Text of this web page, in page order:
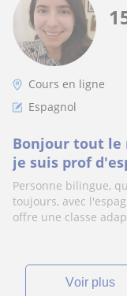
Cours en ligne
Espagnol
Bonjour tout le
je suis prof
Personne bilingue,
toujours, avec
offre une classe
voir plus